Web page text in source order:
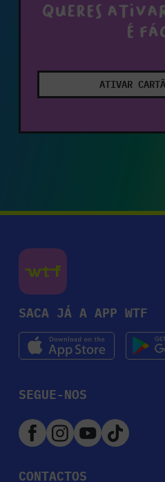
Queres
É
ATIVAR
SACA JÁ A APP WTF
SEGUE-NOS
CONTACTOS